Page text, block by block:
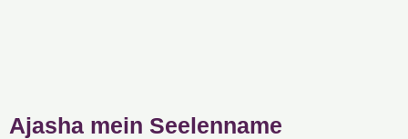
Ajasha mein Seelenname